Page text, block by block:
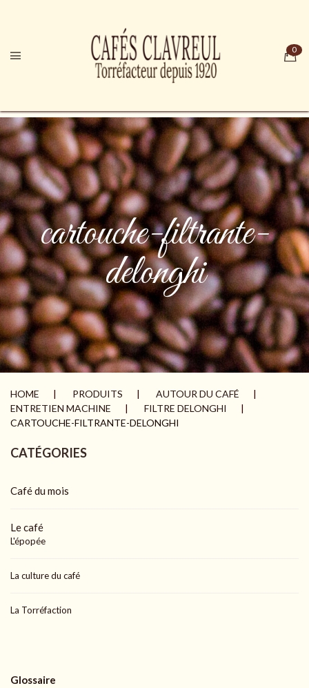
cartouche-filtrante-
delonghi
HOME PRODUITS
AUTOUR DU CAFÉ
ENTRETIEN MACHINE
FILTRE DELONGHI
CARTOUCHE-FILTRANTE-DELONGHI
CATÉGORIES
Café du mois
Le café
L'épopée
La culture du café
La Torréfaction
Glossaire